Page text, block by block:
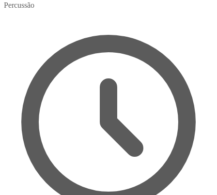
Percussão